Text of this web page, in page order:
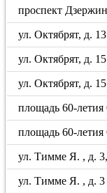
проспект
ул. Октябрят, д. 13
ул. Октябрят, д.
ул. Октябрят, д.
площадь 60-
площадь 60-
ул. Тимме Я. , д. 3,
ул. Тимме Я. , д. 3